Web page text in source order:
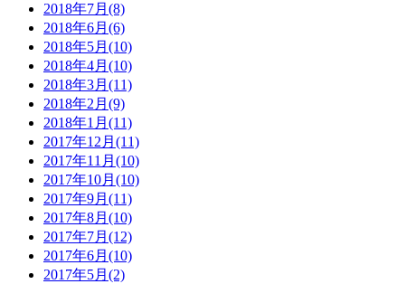
2018年7月(8)
2018年6月(6)
2018年5月(10)
2018年4月(10)
2018年3月(11)
2018年2月(9)
2018年1月(11)
2017年12月(11)
2017年11月(10)
2017年10月(10)
2017年9月(11)
2017年8月(10)
2017年7月(12)
2017年6月(10)
2017年5月(2)